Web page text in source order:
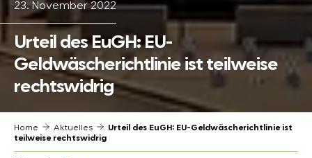
23. November 2022
Urteil des EuGH: EU-
Geldwäscherichtlinie ist teilweise
rechtswidrig
Home Aktuelles
Urteil des EuGH: EU-Geldwäscherichtlinie ist
teilweise rechtswidrig